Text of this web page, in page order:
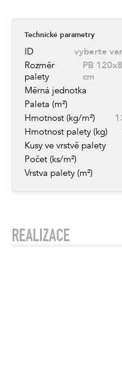
Technické parametry
ID
vyberte
Rozměr
palety
PB
cm
Měrná jednotka
Paleta (m²)
Hmotnost (kg/m²)
Hmotnost palety (kg)
Kusy ve vrstvě palety
Počet (ks/m²)
Vrstva palety (m²)
REALIZACE